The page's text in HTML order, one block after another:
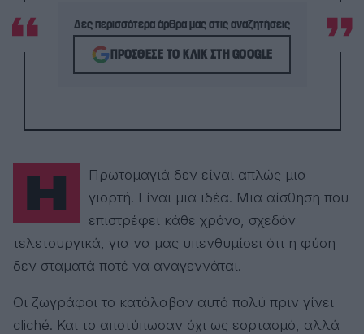
Δες περισσότερα άρθρα μας στις αναζητήσεις
ΠΡΌΣΘΕΣΕ ΤΟ ΚΛΙΚ ΣΤΗ GOOGLE
Η Πρωτομαγιά δεν είναι απλώς μια
γιορτή. Είναι μια ιδέα. Μια αίσθηση που
επιστρέφει κάθε χρόνο, σχεδόν
τελετουργικά, για να μας υπενθυμίσει ότι η φύση
δεν σταματά ποτέ να αναγεννάται.
Οι ζωγράφοι το κατάλαβαν αυτό πολύ πριν γίνει
cliché. Και το αποτύπωσαν όχι ως εορτασμό, αλλά